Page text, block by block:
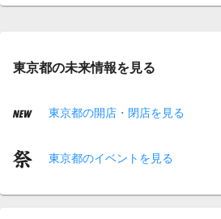
東京都の未来情報を見る
東京都の開店・閉店を見る
東京都のイベントを見る